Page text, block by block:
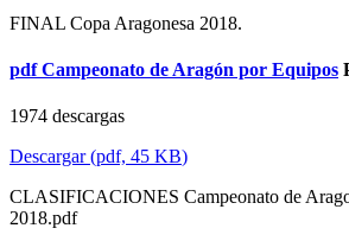
FINAL Copa Aragonesa 2018.
pdf Campeonato de Aragón por Equipos
1974 descargas
Descargar(pdf, 45 KB)
CLASIFICACIONES Campeonato de
2018.pdf